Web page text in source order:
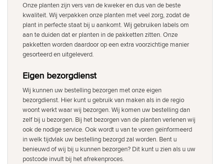
Onze planten zijn vers van de kweker en dus van de beste
kwaliteit. Wij verpakken onze planten met veel zorg, zodat de
plant in perfecte staat bij u aankomt. Wij gebruiken labels om
aan te duiden dat er planten in de pakketten zitten. Onze
pakketten worden daardoor op een extra voorzichtige manier
gesorteerd en uitgeleverd.
Eigen bezorgdienst
Wij kunnen uw bestelling bezorgen met onze eigen
bezorgdienst. Hier kunt u gebruik van maken als in de regio
woont werkt waar wij bezorgen. Wij komen uw bestelling dan
zelf bij u bezorgen. Bij het bezorgen van de planten verlenen wij
ook de nodige service. Ook wordt u van te voren geïnformeerd
in welk tijdvlak uw bestelling bezorgd zal worden. Bent u
benieuwd of wij bij u kunnen bezorgen? Dit kunt u zien als u uw
postcode invult bij het afrekenproces.